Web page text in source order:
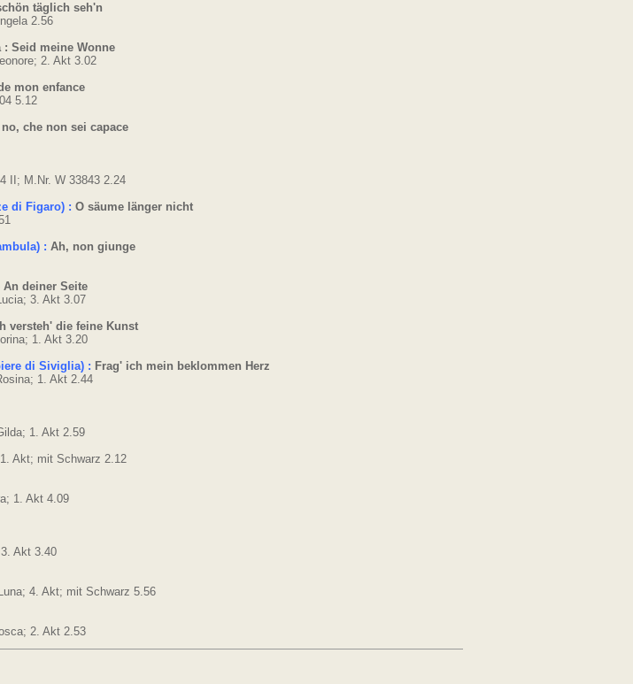
täglich seh'n
2.56
Seid meine Wonne
2. Akt 3.02
mon enfance
5.12
no, che non sei capace
II; M.Nr. W 33843 2.24
di Figaro) : O säume länger nicht
: Ah, non giunge
An deiner Seite
3. Akt 3.07
versteh' die feine Kunst
1. Akt 3.20
di Siviglia) : Frag' ich mein beklommen Herz
1. Akt 2.44
1. Akt 2.59
Akt; mit Schwarz 2.12
1. Akt 4.09
Akt 3.40
4. Akt; mit Schwarz 5.56
2. Akt 2.53